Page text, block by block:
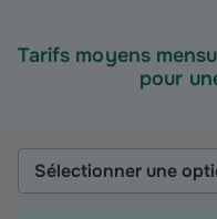
Tarifs moyens
pour
Sélectionner une